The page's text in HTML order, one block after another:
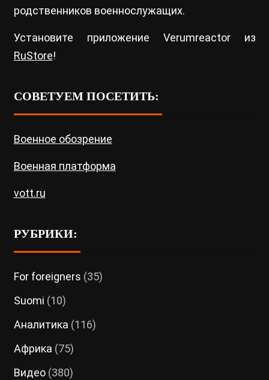
родственников военнослужащих.
Установите приложение Verumreactor из
RuStore!
СОВЕТУЕМ ПОСЕТИТЬ:
Военное обозрение
Военная платформа
vott.ru
РУБРИКИ:
For foreigners (35)
Suomi (10)
Аналитика (116)
Африка (75)
Видео(380)